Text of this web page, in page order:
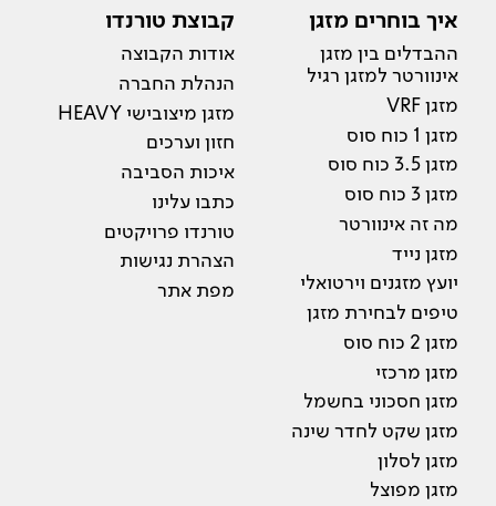
איך בוחרים מזגן
ההבדלים בין מזגן
אינוורטר למזגן רגיל
מזגן VRF
מזגן 1 כוח סוס
מזגן 3.5 כוח סוס
מזגן 3 כוח סוס
מה זה אינוורטר
מזגן נייד
יועץ מזגנים וירטואלי
טיפים לבחירת מזגן
מזגן 2 כוח סוס
מזגן מרכזי
מזגן חסכוני בחשמל
מזגן שקט לחדר שינה
מזגן לסלון
מזגן מפוצל
קבוצת טורנדו
אודות הקבוצה
הנהלת החברה
מזגן מיצובישי HEAVY
חזון וערכים
איכות הסביבה
כתבו עלינו
טורנדו פרויקטים
הצהרת נגישות
מפת אתר